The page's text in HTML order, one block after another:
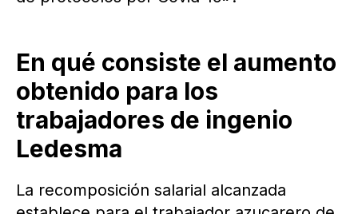
En qué consiste el aumento
obtenido para los
trabajadores de ingenio
Ledesma
La recomposición salarial alcanzada